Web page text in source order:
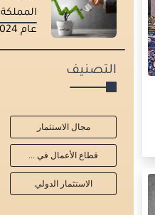
عام 2024
التصنيف
مجال الاستثمار
قطاع الأعمال في ...
الاستثمار الدولي